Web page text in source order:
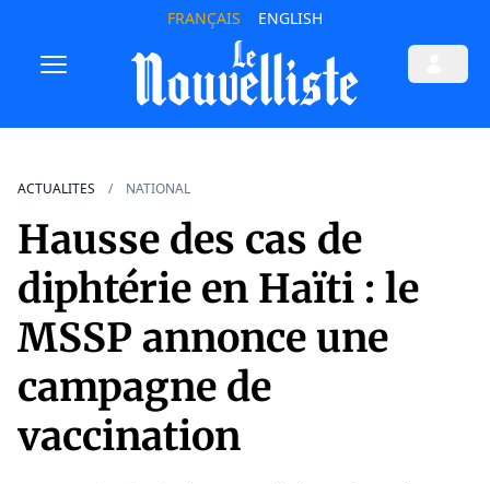
FRANÇAIS ENGLISH
ACTUALITES NATIONAL
Hausse des cas de
diphtérie en Haïti : le
MSSP annonce une
campagne de
vaccination